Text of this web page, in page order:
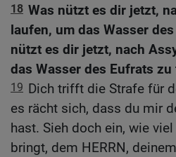
18 Was nützt es dir jetzt,
laufen, um das Wasser
nützt es dir jetzt, nach
das Wasser des Eufrats zu
19 Dich trifft die Strafe für
es rächt sich, dass du mir
hast. Sieh doch ein, wie
bringt, dem HERRN,